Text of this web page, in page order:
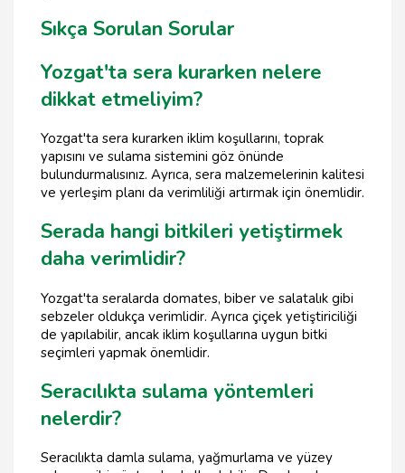
Sıkça Sorulan Sorular
Yozgat'ta sera kurarken nelere
dikkat etmeliyim?
Yozgat'ta sera kurarken iklim koşullarını, toprak
yapısını ve sulama sistemini göz önünde
bulundurmalısınız. Ayrıca, sera malzemelerinin kalitesi
ve yerleşim planı da verimliliği artırmak için önemlidir.
Serada hangi bitkileri yetiştirmek
daha verimlidir?
Yozgat'ta seralarda domates, biber ve salatalık gibi
sebzeler oldukça verimlidir. Ayrıca çiçek yetiştiriciliği
de yapılabilir, ancak iklim koşullarına uygun bitki
seçimleri yapmak önemlidir.
Seracılıkta sulama yöntemleri
nelerdir?
Seracılıkta damla sulama, yağmurlama ve yüzey